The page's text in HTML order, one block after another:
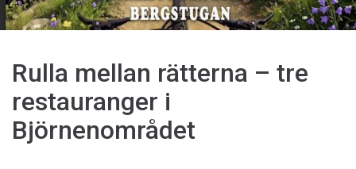
Rulla mellan rätterna – tre
restauranger i
Björnenområdet